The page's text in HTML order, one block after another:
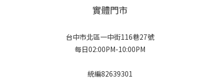
實體門市
台中市北區一中街116巷27號
每日02:00PM-10:00PM
統編82639301